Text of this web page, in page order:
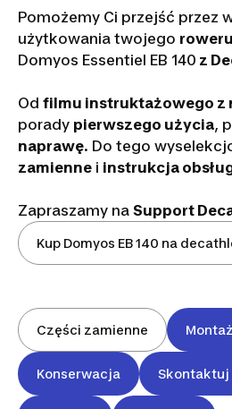
Pomożemy Ci przejść przez
użytkowania twojego
Domyos Essentiel EB 140 z
Od filmu instruktażowego z
porady pierwszego użycia,
naprawę. Do tego
zamienne i instrukcja
Zapraszamy na Support
Kup Domyos EB 140 na
Części zamienne Montaż
Konserwacja Skontaktuj